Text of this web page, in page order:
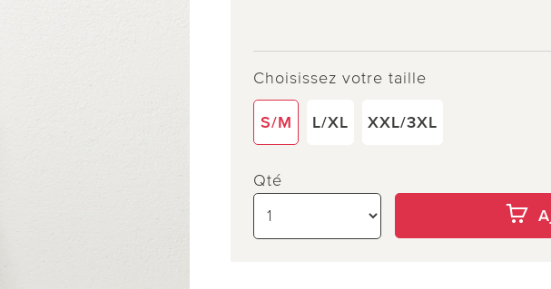
Choisissez votre taille
S/M L/XL XXL/3XL
Qté